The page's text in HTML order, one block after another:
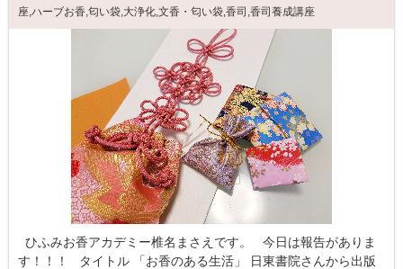
座 ハーブお香 匂い袋 大浄化 文香・匂い袋 香司 香司養成講座
ひふみお香アカデミー椎名まさえです。 今日は報告がありま
す！！！ タイトル 「お香のある生活」 日東書院さんから出版